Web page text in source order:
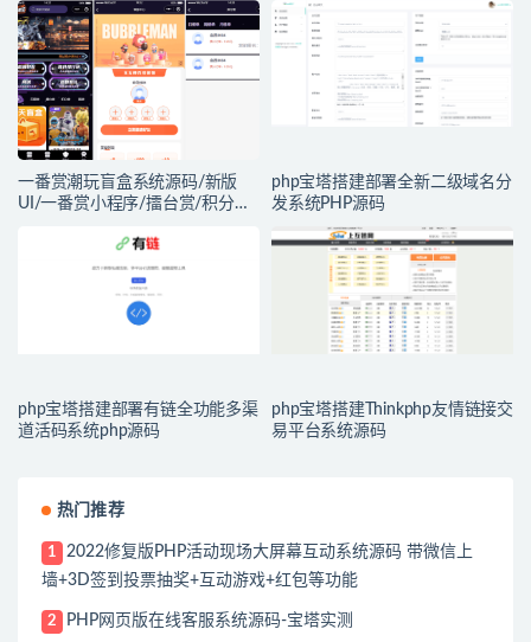
一番赏潮玩盲盒系统源码/新版
UI/一番赏小程序/擂台赏/积分赏/
php宝塔搭建部署全新二级域名分
发系统PHP源码
php宝塔搭建部署有链全功能多渠
道活码系统php源码
php宝塔搭建Thinkphp友情链接交
易平台系统源码
热门推荐
1
2022修复版PHP活动现场大屏幕互动系统源码 带微信上
墙+3D签到投票抽奖+互动游戏+红包等功能
2 PHP网页版在线客服系统源码-宝塔实测